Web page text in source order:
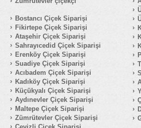
Bostancı Çiçek Siparişi
Fikirtepe Çiçek Siparişi
Ataşehir Çiçek Siparişi
Sahrayıcedid Çiçek Siparişi
Erenköy Çiçek Siparişi
Suadiye Çiçek Siparişi
Acıbadem Çiçek Siparişi
Kadıköy Çiçek Siparişi
Küçükyalı Çiçek Siparişi
Aydınevler Çiçek Siparişi
Maltepe Çiçek Siparişi
Zümrütevler Çiçek Siparişi